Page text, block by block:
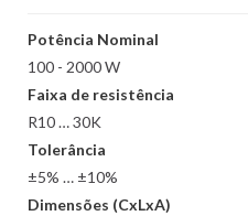
Potência Nominal
100 - 2000 W
Faixa de resistência
R10 … 30K
Tolerância
±5% … ±10%
Dimensões (CxLxA)